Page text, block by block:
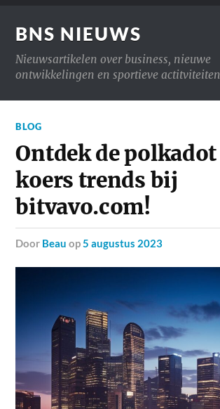
BNS NIEUWS
Nieuwsartikelen over business, nieuwe
ontwikkelingen en sportieve actitviteiten
BLOG
Ontdek de
koers trends bij
bitvavo.com!
door Beau op5 augustus 2023